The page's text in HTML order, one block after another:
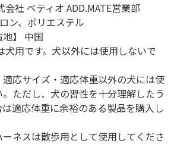
会社 ペティオ ADD.MATE営業部
ン、ポリエステル
地】 中国
犬用です。犬以外には使用しないで
適応サイズ・適応体重以外の犬には使
ただし、犬の習性を十分理解したう
適応体重に余裕のある製品を購入し
ーネスは散歩用として使用してくださ